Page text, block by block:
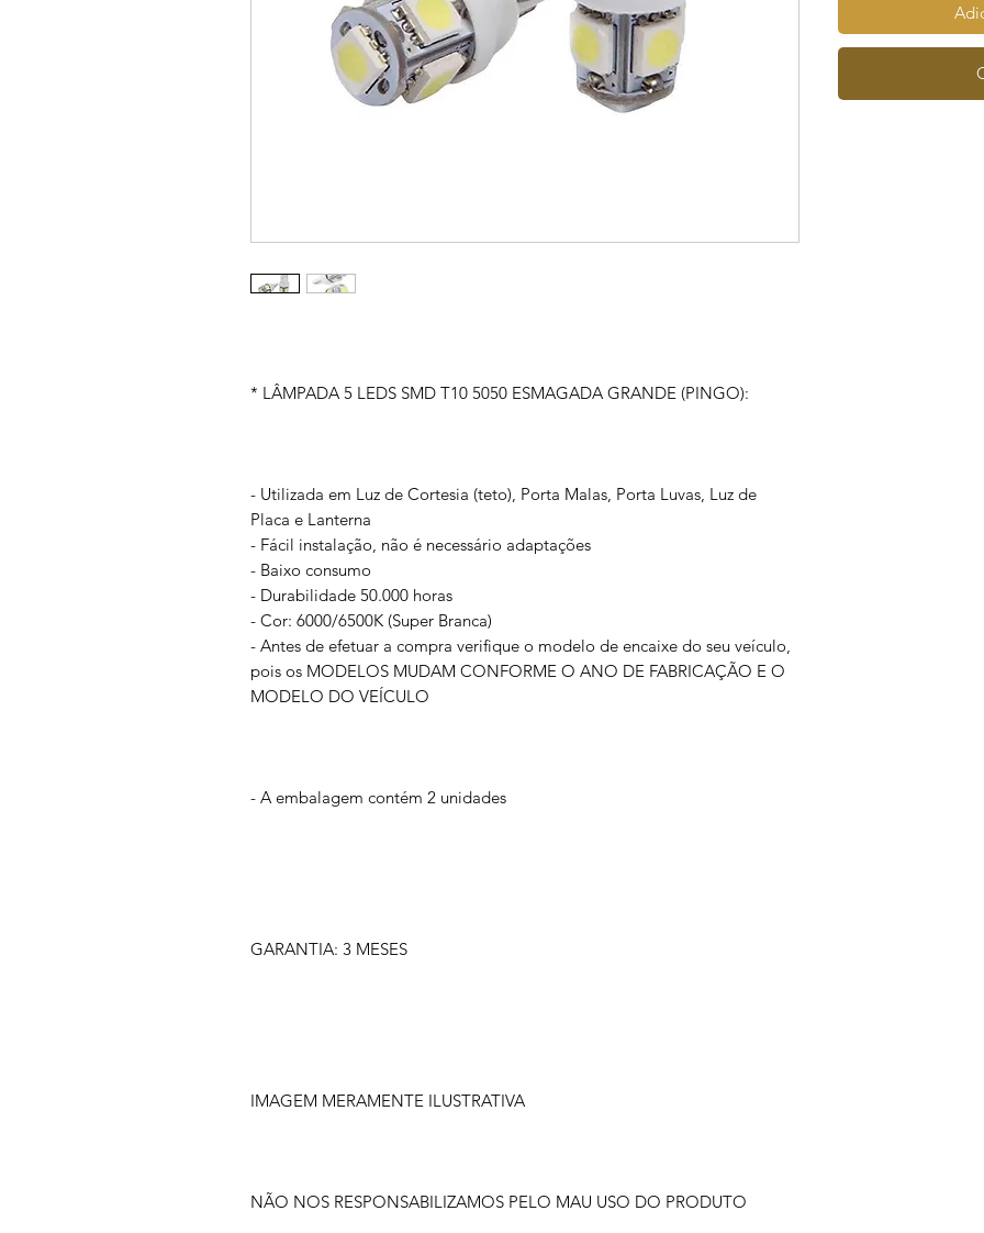
* LÂMPADA 5 LEDS SMD T10 5050 ESMAGADA GRANDE (PINGO):
- Utilizada em Luz de Cortesia (teto), Porta Malas, Porta Luvas, Luz de
Placa e Lanterna
- Fácil instalação, não é necessário adaptações
- Baixo consumo
- Durabilidade 50.000 horas
- Cor: 6000/6500K (Super Branca)
- Antes de efetuar a compra verifique o modelo de encaixe do seu veículo,
pois os MODELOS MUDAM CONFORME O ANO DE FABRICAÇÃO E O
MODELO DO VEÍCULO
- A embalagem contém 2 unidades
GARANTIA: 3 MESES
IMAGEM MERAMENTE ILUSTRATIVA
NÃO NOS RESPONSABILIZAMOS PELO MAU USO DO PRODUTO